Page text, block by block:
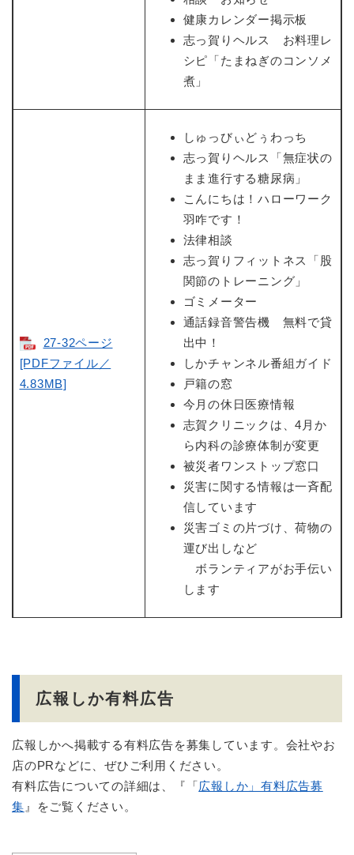
健康カレンダー掲示板
志っ賀りヘルス お料理レ
シピ「たまねぎのコンソメ
煮」
27-32ページ
[PDFファイル／
4.83MB]
しゅっびぃどぅわっち
志っ賀りヘルス「無症状の
まま進行する糖尿病」
こんにちは！ハローワーク
羽咋です！
法律相談
志っ賀りフィットネス「股
関節のトレーニング」
ゴミメーター
通話録音警告機 無料で貸
出中！
しかチャンネル番組ガイド
戸籍の窓
今月の休日医療情報
志賀クリニックは、4月か
ら内科の診療体制が変更
被災者ワンストップ窓口
災害に関する情報は一斉配
信しています
災害ゴミの片づけ、荷物の
運び出しなど
ボランティアがお手伝い
します
広報しか有料広告
広報しかへ掲載する有料広告を募集しています。会社やお
店のPRなどに、ぜひご利用ください。
有料広告についての詳細は、『「広報しか」有料広告募
集 』をご覧ください。